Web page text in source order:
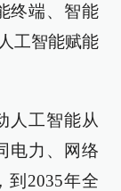
终端、智能
工智能赋能
人工智能从
电力、网络
到2035年全